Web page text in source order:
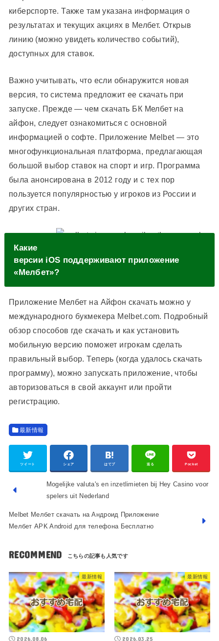
киберспорте. Также там указана информация о
результатах и текущих акциях в Мелбет. Открыв
линию (можно увидеть количество событий),
доступных для ставок.
Важно учитывать, что если обнаружится новая
версия, то система предложит ее скачать при
запуске. Прежде — чем скачать БК Мелбет на
айфон, следует ознакомиться с основной
информацией о софте. Приложение Melbet — это
многофункциональная платформа, предлагающая
большой выбор ставок на спорт и игр. Программа
была анонсирована в 2012 году и с тех пор
пользуется популярностью у игроков из России и
других стран.
Какие
версии iOS поддерживают приложение
«Мелбет»?
Приложение Мелбет на Айфон скачать можно у
международного букмекера Melbet.com. Подробный
обзор способов где скачать и как установить
мобильную версию поможет игрокам сделать
правильный выбор. Теперь (когда удалось скачать
программу), можно запускать приложение, чтобы
авторизоваться в свой аккаунт или пройти
регистрацию.
最新情報
ツイート シェア はてブ 送る Pocket
Mogelijke valuta's en inzetlimieten bij Hey Casino voor
spelers uit Nederland
Melbet Мелбет скачать на Андроид Приложение
Мелбет APK Android для телефона Бесплатно
RECOMMEND
最新情報
2026.08.06
最新情報
2026.03.25